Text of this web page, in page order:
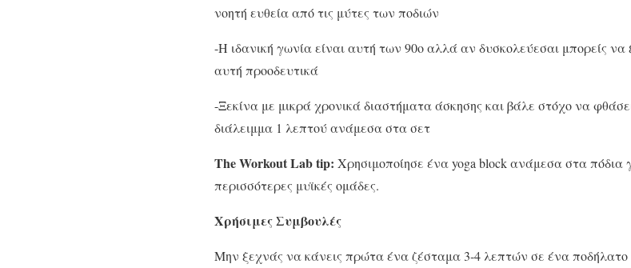
νοητή ευθεία από τις μύτες των ποδιών
-Η ιδανική γωνία είναι αυτή των 90ο αλλά αν δυσκολεύεσαι μπορείς να
αυτή προοδευτικά
-Ξεκίνα με μικρά χρονικά διαστήματα άσκησης και βάλε στόχο να
διάλειμμα 1 λεπτού ανάμεσα στα σετ
The Workout Lab tip: Χρησιμοποίησε ένα yoga block ανάμεσα στα πόδια
περισσότερες μυϊκές ομάδες.
Χρήσιμες Συμβουλές
Μην ξεχνάς να κάνεις πρώτα ένα ζέσταμα 3-4 λεπτών σε ένα ποδήλατο